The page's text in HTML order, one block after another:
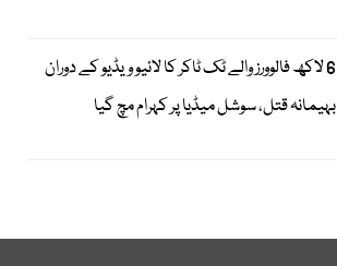
6 لاکھ فالوورز والے ٹک ٹاکر کا لائیو ویڈیو کے دوران
بہیمانہ قتل، سوشل میڈیا پر کہرام مچ گیا